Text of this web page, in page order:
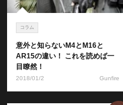
コラム
意外と知らないM4とM16と
AR15の違い！ これを読めば一
目瞭然！
2018/01/2 Gunfire